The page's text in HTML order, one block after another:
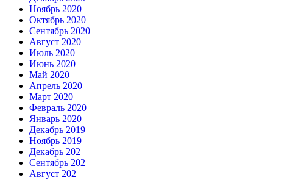
Ноябрь 2020
Октябрь 2020
Сентябрь 2020
Август 2020
Июль 2020
Июнь 2020
Май 2020
Апрель 2020
Март 2020
Февраль 2020
Январь 2020
Декабрь 2019
Ноябрь 2019
Декабрь 202
Сентябрь 202
Август 202